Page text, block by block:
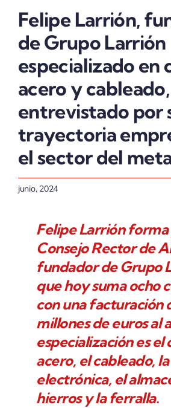
Felipe Larrión,
de Grupo Larrión
especializado en
acero y cableado,
entrevistado por
trayectoria
el sector del
junio, 2024
Felipe Larrión
Consejo Rector de
fundador de Grupo
que hoy suma ocho
con una facturación
millones de euros al
especialización es el
acero, el cableado, la
electrónica, el
hierros y la ferralla.